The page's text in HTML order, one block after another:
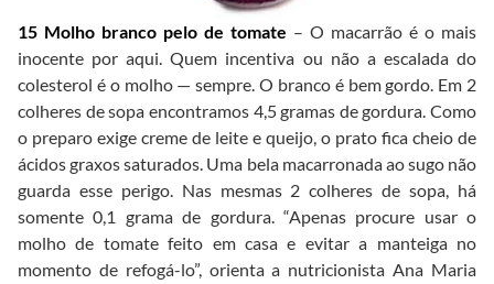
15 Molho branco pelo de tomate – O macarrão é o mais
inocente por aqui. Quem incentiva ou não a escalada do
colesterol é o molho — sempre. O branco é bem gordo. Em 2
colheres de sopa encontramos 4,5 gramas de gordura. Como
o preparo exige creme de leite e queijo, o prato fica cheio de
ácidos graxos saturados. Uma bela macarronada ao sugo não
guarda esse perigo. Nas mesmas 2 colheres de sopa, há
somente 0,1 grama de gordura. “Apenas procure usar o
molho de tomate feito em casa e evitar a manteiga no
momento de refogá-lo”, orienta a nutricionista Ana Maria